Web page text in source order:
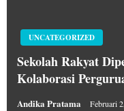
UNCATEGORIZED
Sekolah Rakyat
Kolaborasi
Andika Pratama Februari